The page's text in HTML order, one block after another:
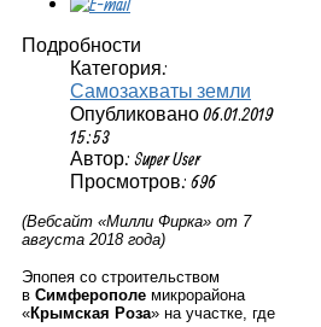
Подробности
Категория:
Самозахваты земли
Опубликовано 06.01.2019
15:53
Автор: Super User
Просмотров: 696
(Вебсайт «Милли Фирка» от 7
августа 2018 года)
Эпопея со строительством
в Симферополе микрорайона
«Крымская Роза» на участке, где